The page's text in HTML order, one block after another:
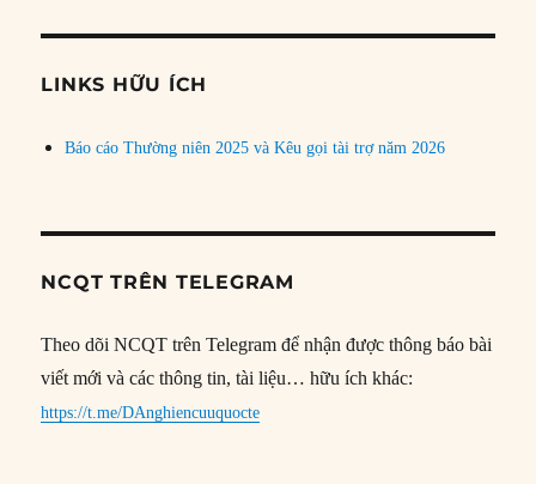
đề
LINKS HỮU ÍCH
Báo cáo Thường niên 2025 và Kêu gọi tài trợ năm 2026
NCQT TRÊN TELEGRAM
Theo dõi NCQT trên Telegram để nhận được thông báo bài
viết mới và các thông tin, tài liệu… hữu ích khác:
https://t.me/DAnghiencuuquocte